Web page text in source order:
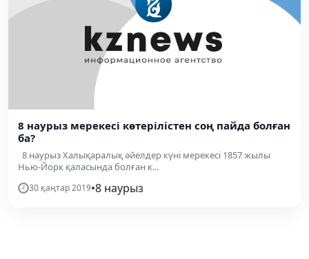
8 наурыз мерекесі көтерілістен соң пайда болған
ба?
8 наурыз Халықаралық әйелдер күні мерекесі 1857 жылы
Нью-Йорк қаласында болған к...
30 қаңтар 2019•8 наурыз